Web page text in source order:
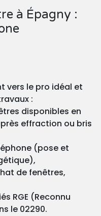
à Épagny :
vers le pro idéal et
:
disponibles en
effraction ou bris
(pose et
de fenêtres,
RGE (Reconnu
le 02290.